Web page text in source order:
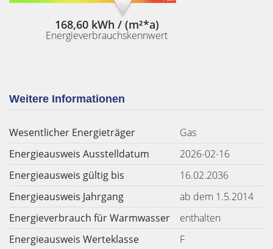
168,60 kWh / (m²*a)
Energieverbrauchskennwert
Weitere Informationen
Wesentlicher Energieträger
Gas
Energieausweis Ausstelldatum
2026-02-16
Energieausweis gültig bis
16.02.2036
Energieausweis Jahrgang
ab dem 1.5.2014
Energieverbrauch für Warmwasser
enthalten
Energieausweis Werteklasse
F